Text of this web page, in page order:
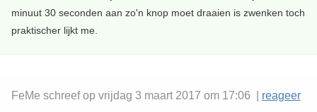
minuut 30 seconden aan zo'n knop moet draaien is zwenken toch
praktischer lijkt me.
FeMe schreef op vrijdag 3 maart 2017 om 17:06 | reageer